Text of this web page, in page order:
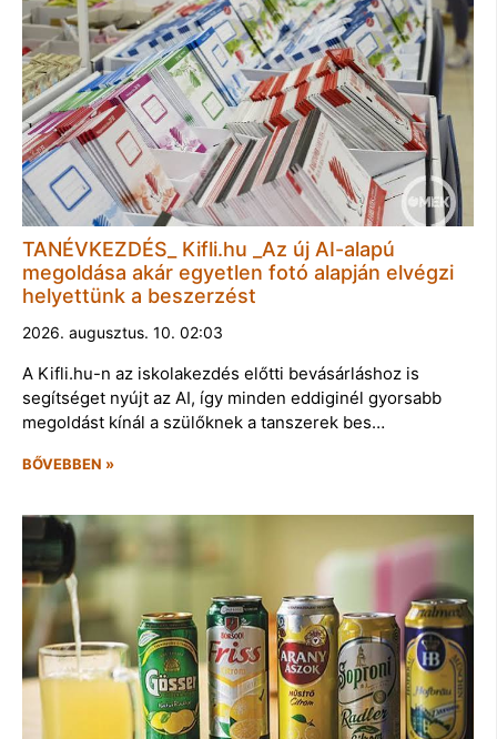
TANÉVKEZDÉS_ Kifli.hu _Az új AI-alapú
megoldása akár egyetlen fotó alapján elvégzi
helyettünk a beszerzést
2026. augusztus. 10. 02:03
A Kifli.hu-n az iskolakezdés előtti bevásárláshoz is
segítséget nyújt az AI, így minden eddiginél gyorsabb
megoldást kínál a szülőknek a tanszerek bes…
BŐVEBBEN »